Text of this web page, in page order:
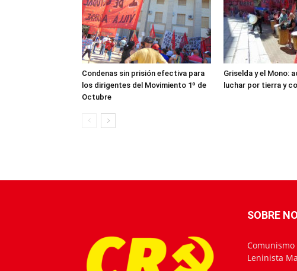
Condenas sin prisión efectiva para
los dirigentes del Movimiento 1º de
Octubre
Griselda y el Mono:
luchar por tierra y
SOBRE
Leninista